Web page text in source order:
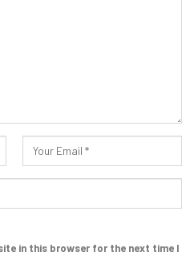
in this browser for the next time I